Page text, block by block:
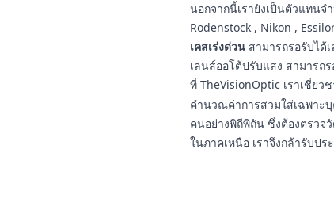
นอกจากนี้เรายังเป็นตัวแทน
Rodenstock , Nikon ,
เคสเร่งด่วน สามารถรอรับได้
เลนส์ออโต้ปรับแสง สามารถ
ที่ TheVisionOptic เราเชี่ยว
คำนวณค่าการสวมใส่เฉพาะ
คนอย่างพิถีพิถัน ซึ่งต้องตรวจ
ในภาคเหนือ เราจึงกล้ารับป